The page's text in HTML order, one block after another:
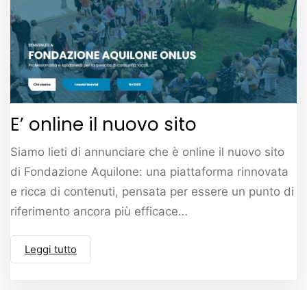
E’ online il nuovo sito
Siamo lieti di annunciare che è online il nuovo sito
di Fondazione Aquilone: una piattaforma rinnovata
e ricca di contenuti, pensata per essere un punto di
riferimento ancora più efficace…
Leggi tutto